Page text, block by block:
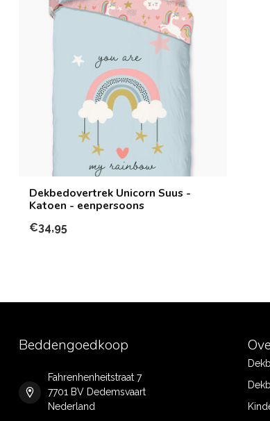
Dekbedovertrek Unicorn Suus -
Katoen - eenpersoons
€34,95
Beddengoedkoop
Fahrenhenheitstraat 7
7701 BV Dedemsvaart
Nederland